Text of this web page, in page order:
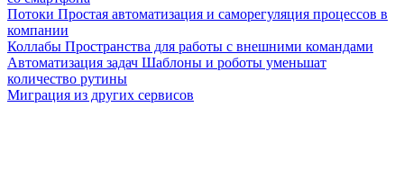
Потоки Простая автоматизация и саморегуляция процессов в
компании
Коллабы Пространства для работы с внешними командами
Автоматизация задач Шаблоны и роботы уменьшат
количество рутины
Миграция из других сервисов